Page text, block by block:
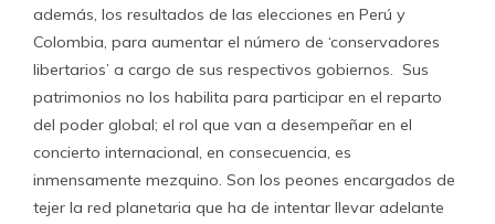
además, los resultados de las elecciones en Perú y
Colombia, para aumentar el número de ‘conservadores
libertarios’ a cargo de sus respectivos gobiernos. Sus
patrimonios no los habilita para participar en el reparto
del poder global; el rol que van a desempeñar en el
concierto internacional, en consecuencia, es
inmensamente mezquino. Son los peones encargados de
tejer la red planetaria que ha de intentar llevar adelante